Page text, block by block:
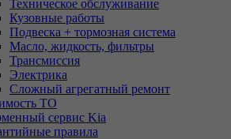
Техническое обслуживание
Кузовные работы
Подвеска + тормозная система
Масло, жидкость, фильтры
Трансмиссия
Электрика
Сложный агрегатный ремонт
ТО
сервис Kia
правила